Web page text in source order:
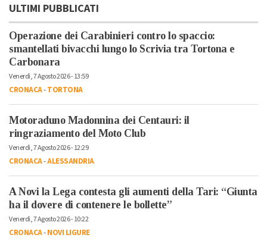
ULTIMI PUBBLICATI
Operazione dei Carabinieri contro lo spaccio:
smantellati bivacchi lungo lo Scrivia tra Tortona e
Carbonara
Venerdì, 7 Agosto 2026 - 13:59
CRONACA-TORTONA
Motoraduno Madonnina dei Centauri: il
ringraziamento del Moto Club
Venerdì, 7 Agosto 2026 - 12:29
CRONACA-ALESSANDRIA
A Novi la Lega contesta gli aumenti della Tari: “Giunta
ha il dovere di contenere le bollette”
Venerdì, 7 Agosto 2026 - 10:22
CRONACA-NOVI LIGURE